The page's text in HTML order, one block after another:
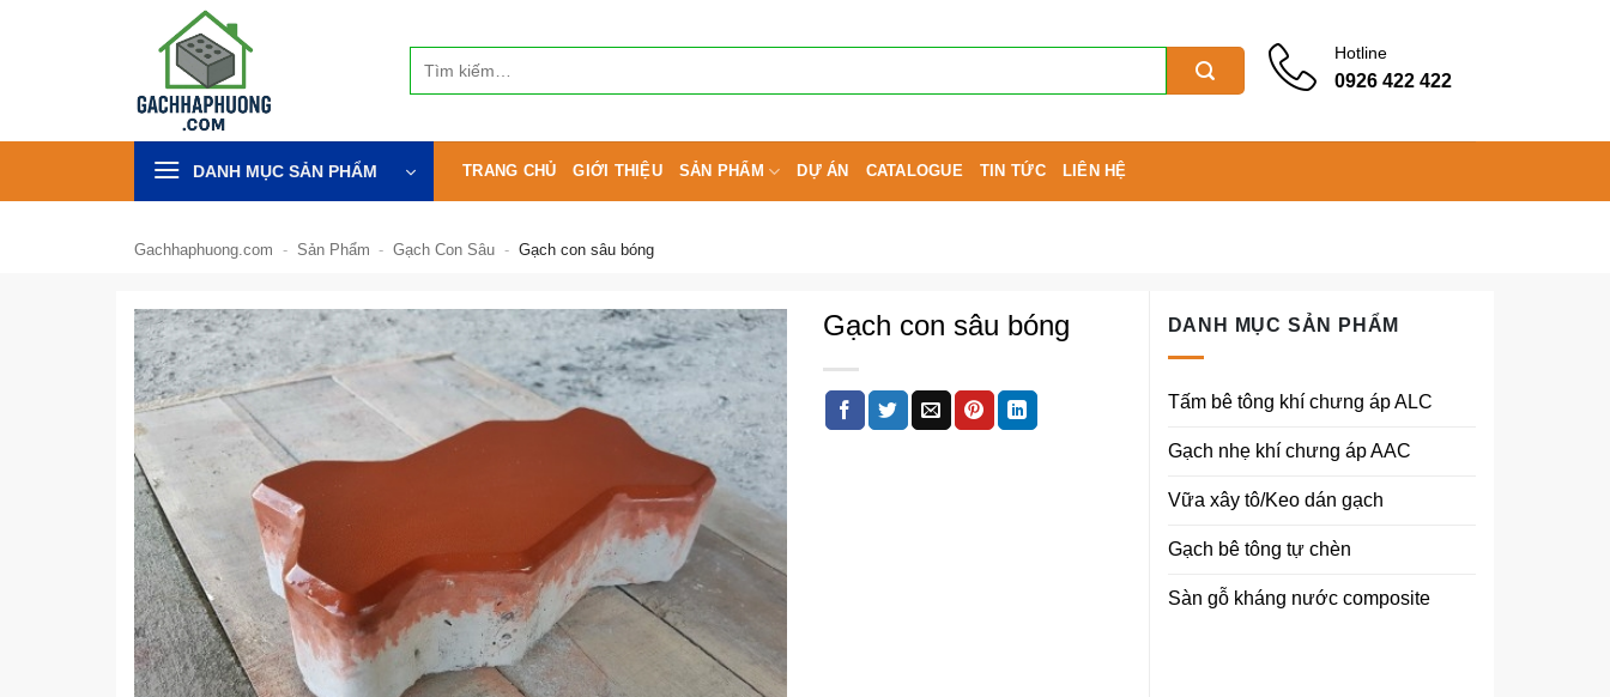
Hotline
0926 422 422
DANH MỤC SẢN PHẨM TRANG CHỦ GIỚI THIỆU SẢN PHẨM DỰ ÁN CATALOGUE TIN TỨC LIÊN HỆ
Gachhaphuong.com - Sản Phẩm - Gạch Con Sâu - Gạch con sâu bóng
Gạch con sâu bóng DANH MỤC SẢN PHẨM
Tấm bê tông khí chưng áp ALC
Gạch nhẹ khí chưng áp AAC
Vữa xây tô/Keo dán gạch
Gạch bê tông tự chèn
Sàn gỗ kháng nước composite